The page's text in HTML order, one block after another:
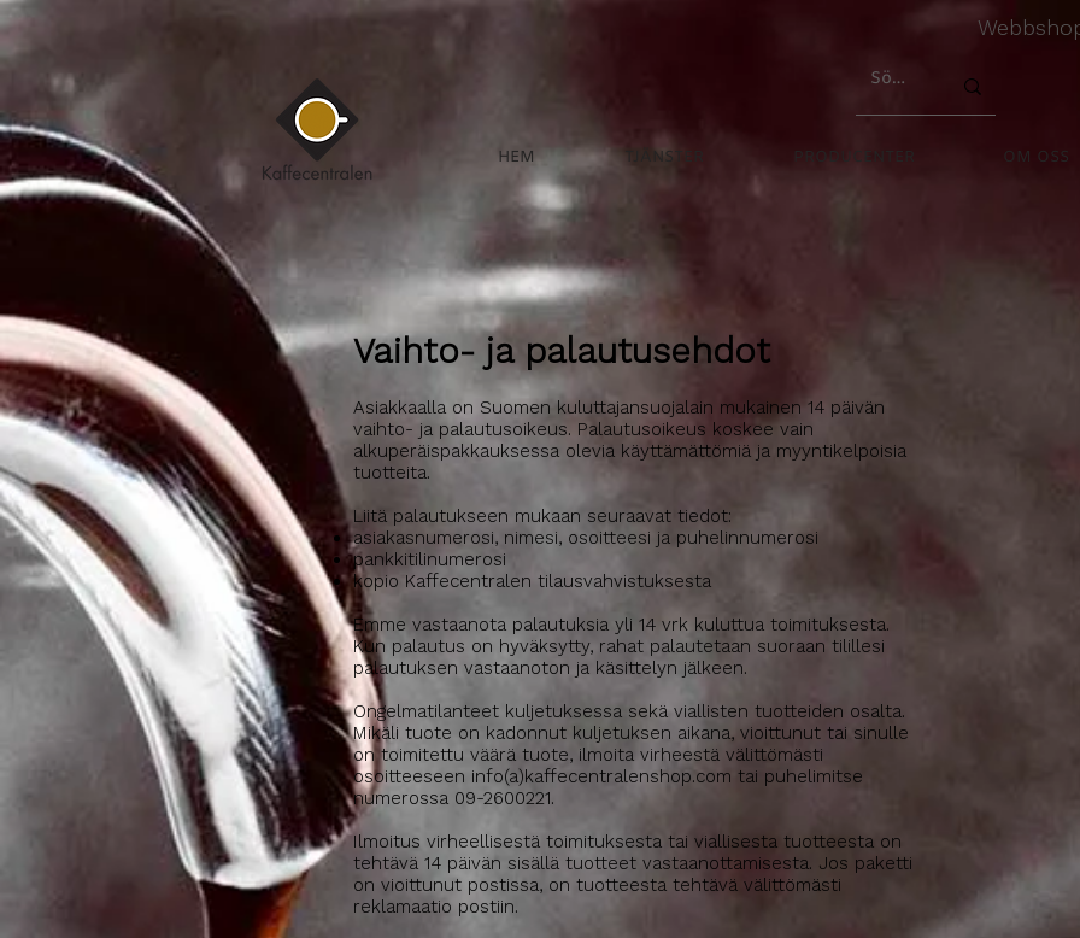
HEM TJÄNSTER OM OSS
Vaihto- ja palautusehdot
Asiakkaalla on Suomen kuluttajansuojalain mukainen 14 päivän
vaihto- ja palautusoikeus. Palautusoikeus koskee vain
alkuperäispakkauksessa olevia käyttämättömiä ja myyntikelpoisia
tuotteita.
Liitä palautukseen mukaan seuraavat tiedot:
asiakasnumerosi, nimesi, osoitteesi ja puhelinnumerosi
pankkitilinumerosi
kopio Kaffecentralen tilausvahvistuksesta
Emme vastaanota palautuksia yli 14 vrk kuluttua toimituksesta.
Kun palautus on hyväksytty, rahat palautetaan suoraan tilillesi
palautuksen vastaanoton ja käsittelyn jälkeen.
Ongelmatilanteet kuljetuksessa sekä viallisten tuotteiden osalta.
Mikäli tuote on kadonnut kuljetuksen aikana, vioittunut tai sinulle
on toimitettu väärä tuote, ilmoita virheestä välittömästi
osoitteeseen info(a)kaffecentralenshop.com tai puhelimitse
numerossa 09-2600221.
Ilmoitus virheellisestä toimituksesta tai viallisesta tuotteesta on
tehtävä 14 päivän sisällä tuotteet vastaanottamisesta. Jos paketti
on vioittunut postissa, on tuotteesta tehtävä välittömästi
reklamaatio postiin.